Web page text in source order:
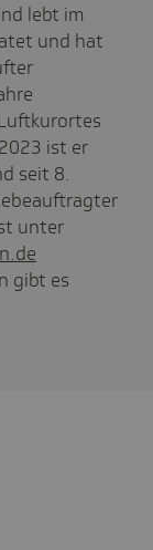
lebt im
und hat
ist er
seit 8.
unter
gibt es